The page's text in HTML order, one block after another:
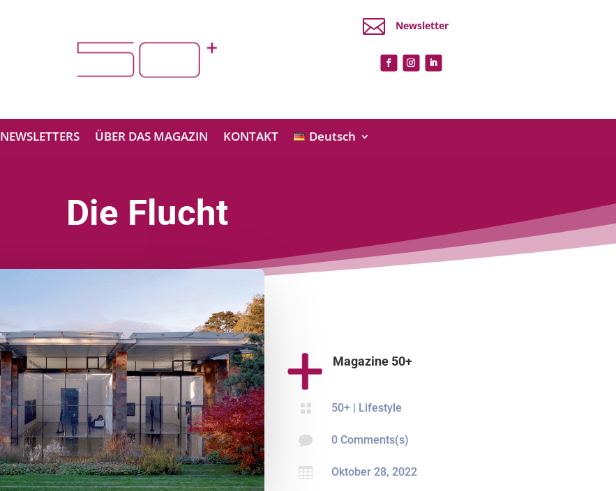
 Newsletter
NEWSLETTERS ÜBER DAS MAGAZIN KONTAKT Deutsch
Die Flucht
Magazine 50+
 50+ | Lifestyle
 0 Comments(s)
 Oktober 28, 2022